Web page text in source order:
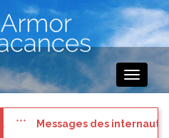
Toggle
compte et consultez les